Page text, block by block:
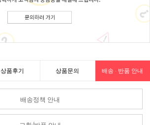
상품후기 상품문의 배송 · 반품 안내
배송정책 안내